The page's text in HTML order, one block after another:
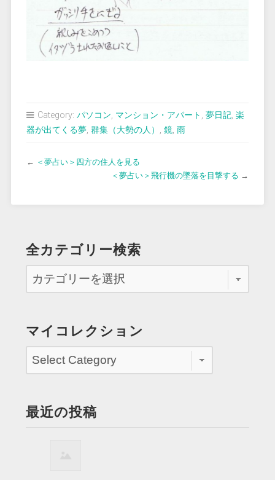
Category: パソコン, マンション・アパート , 夢日記, 楽
器が出てくる夢, 群集（大勢の人） , 鏡, 雨
← ＜夢占い＞四方の住人を見る
＜夢占い＞飛行機の墜落を目撃する →
全カテゴリー検索
マイコレクション
最近の投稿